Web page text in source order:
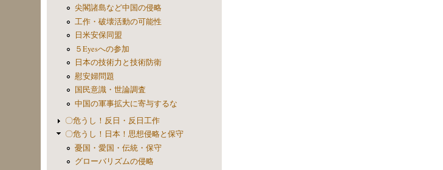
尖閣諸島など中国の侵略
工作・破壊活動の可能性
日米安保同盟
５Eyesへの参加
日本の技術力と技術防衛
慰安婦問題
国民意識・世論調査
中国の軍事拡大に寄与するな
〇危うし！反日・反日工作
〇危うし！日本！思想侵略と保守
憂国・愛国・伝統・保守
グローバリズムの侵略